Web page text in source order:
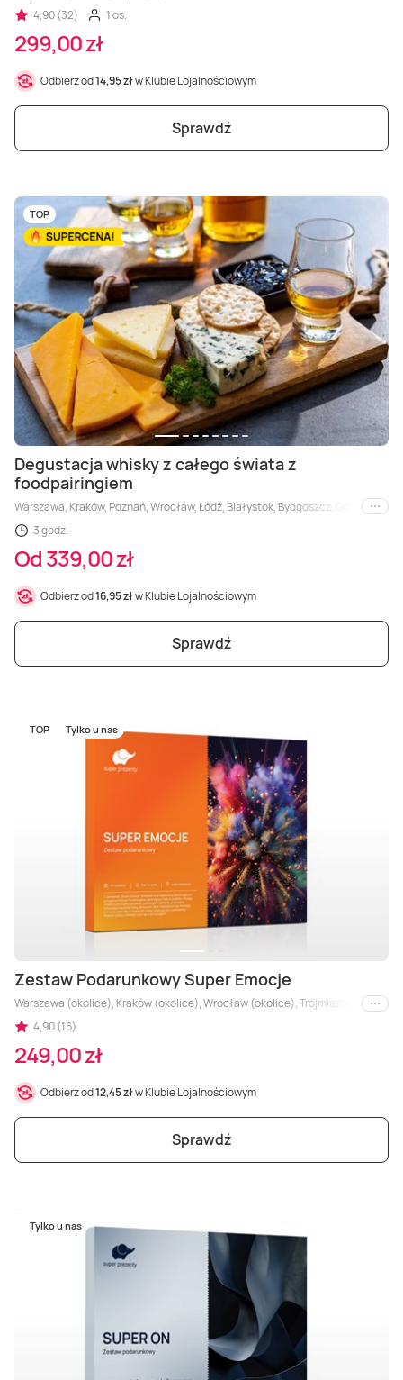
4,90 (32)
1 os.
299,00 zł
Odbierz od14,95 złw Klubie Lojalnościowym
Sprawdź
TOP
Degustacja whisky z całego świata z
foodpairingiem
Warszawa, Kraków, Poznań, Wrocław, Łódź, Białystok, Bydgoszcz, Gdańsk,i inne
3 godz.
Od 339,00 zł
Odbierz od16,95 złw Klubie Lojalnościowym
Sprawdź
TOP Tylko u nas
Zestaw Podarunkowy Super Emocje
Warszawa (okolice), Kraków (okolice), Wrocław (okolice), Trójmiasto
i inne
4,90 (16)
249,00 zł
Odbierz od12,45 złw Klubie Lojalnościowym
Sprawdź
Tylko u nas